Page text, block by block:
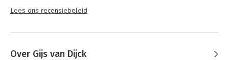
Lees ons recensiebeleid
Over Gijs van Dijck